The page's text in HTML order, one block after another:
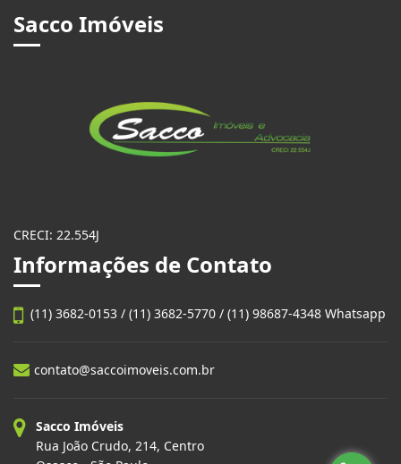
Sacco Imóveis
CRECI: 22.554J
Informações de Contato
(11) 3682-0153 / (11) 3682-5770 / (11) 98687-4348 Whatsapp
contato@saccoimoveis.com.br
Sacco Imóveis
Rua João Crudo, 214, Centro